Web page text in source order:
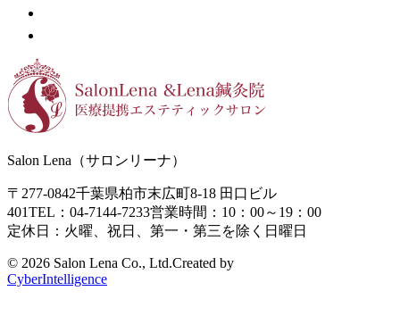
Salon Lena（サロンリーナ）
〒277-0842千葉県柏市末広町8-18 田口ビル
401TEL：04-7144-7233営業時間：10：00～19：00
定休日：火曜、祝日、第一・第三を除く日曜日
© 2026 Salon Lena Co., Ltd.Created by
CyberIntelligence